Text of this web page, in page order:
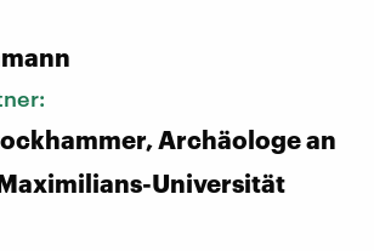
Archäologe an
Universität